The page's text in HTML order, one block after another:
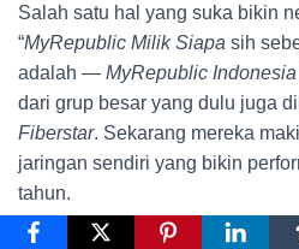
Salah satu hal yang suka bikin
“MyRepublic Milik Siapa sih
adalah — MyRepublic Indonesia
dari grup besar yang dulu juga
Fiberstar. Sekarang mereka
jaringan sendiri yang bikin
tahun.
Makanya, makin kesini makin